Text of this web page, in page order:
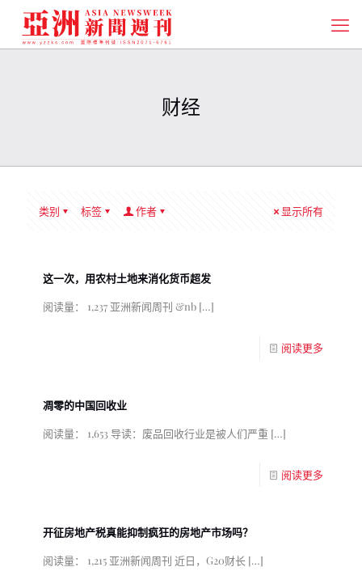
财经
类别 标签 作者 显示所有
这一次，用农村土地来消化货币超发
阅读量： 1,237 亚洲新闻周刊 &nb […]
阅读更多
凋零的中国回收业
阅读量： 1,653 导读：废品回收行业是被人们严重 […]
阅读更多
开征房地产税真能抑制疯狂的房地产市场吗？
阅读量： 1,215 亚洲新闻周刊 近日，G20财长 […]